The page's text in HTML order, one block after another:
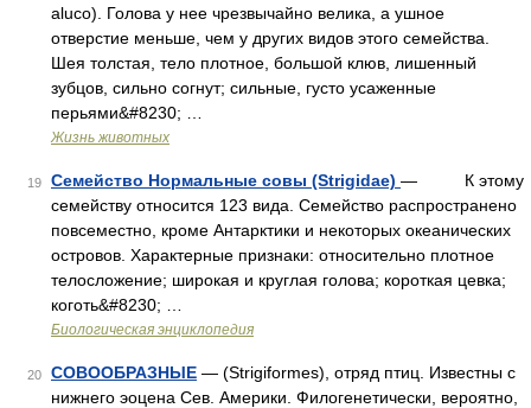
aluco). Голова у нее чрезвычайно велика, а ушное
отверстие меньше, чем у других видов этого семейства.
Шея толстая, тело плотное, большой клюв, лишенный
зубцов, сильно согнут; сильные, густо усаженные
перьями&#8230; …
Жизнь животных
19 Семейство Нормальные совы (Strigidae) — К этому
семейству относится 123 вида. Семейство распространено
повсеместно, кроме Антарктики и некоторых океанических
островов. Характерные признаки: относительно плотное
телосложение; широкая и круглая голова; короткая цевка;
коготь&#8230; …
Биологическая энциклопедия
20 СОВООБРАЗНЫЕ — (Strigiformes), отряд птиц. Известны с
нижнего эоцена Сев. Америки. Филогенетически, вероятно,